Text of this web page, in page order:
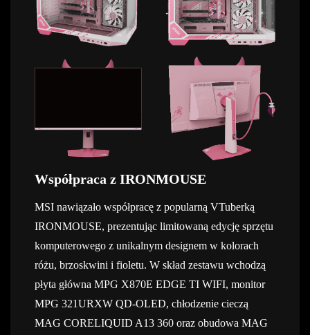
Współpraca z IRONMOUSE
MSI nawiązało współpracę z popularną VTuberką
IRONMOUSE, prezentując limitowaną edycję sprzętu
komputerowego z unikalnym designem w kolorach
różu, brzoskwini i fioletu. W skład zestawu wchodzą
płyta główna MPG X870E EDGE TI WIFI, monitor
MPG 321URXW QD-OLED, chłodzenie cieczą
MAG CORELIQUID A13 360 oraz obudowa MAG